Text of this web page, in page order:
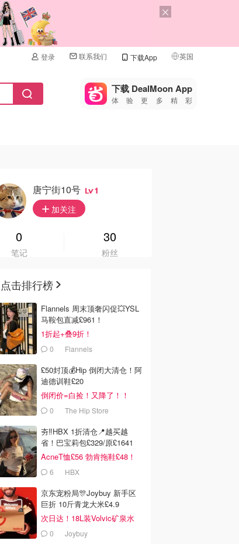
登录 联系我们 下载App 英国
🇺🇸
🇨🇳 中国
🇦🇺
下载 DealMoon App
体验更多精彩
唐宁街10号 1
加关注
0
笔记
30
粉丝
点击排行榜
Flannels 周末顶奢闪促💥YSL
马鞍包直减£961！
1折起+叠9折！
0 Flannels
£50封顶💰Hip 倒闭大清仓！阿
迪德训鞋£20
倒闭价=白捡！又降了！！
0 The Hip Store
夯‼️HBX 1折清仓📍越买越
省！巴宝莉包£329/原£1641
AcneT恤£56 勃肯拖鞋£48！
6 HBX
京东宠粉局🎊Joybuy 新手区
巨折 10斤青龙大米£4.9
次日达！18L装Volvic矿泉水
£110 Joybuy